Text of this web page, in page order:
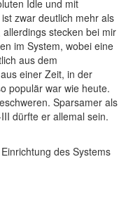
Idle und mit
zwar deutlich mehr als
allerdings stecken bei mir
im System, wobei eine
aus dem
einer Zeit, in der
populär war wie heute.
Sparsamer als
dürfte er allemal sein.
des Systems